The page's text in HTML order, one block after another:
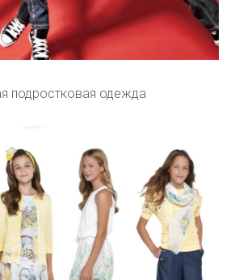
подростковая одежда